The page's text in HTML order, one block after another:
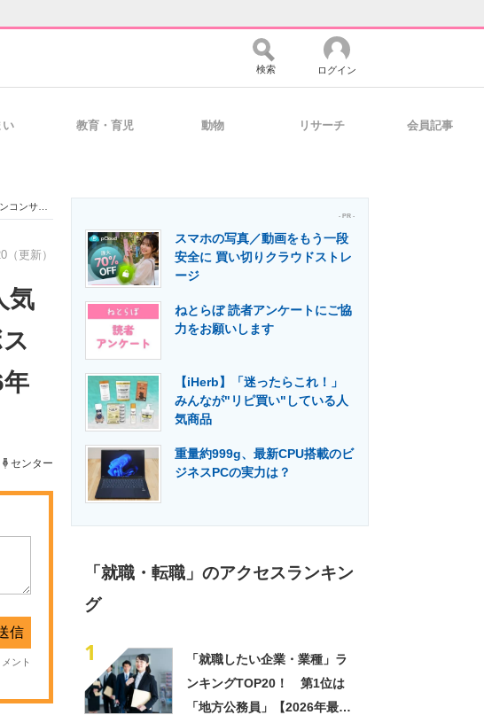
経営リーダーのコミュニティ マーケ×ITの今がよく分かる
製造業のIT導入・活用を支援
エネルギーの専門メディア 建設×テクノロジーの最前線
検索 ログイン
い 教育・育児 動物 リサーチ 会員記事
調査結果】
（更新）
気
センター
- PR -
スマホの写真／動画をもう一段
安全に 買い切りクラウドストレ
ージ
ねとらぼ 読者アンケートにご協
力をお願いします
【iHerb】「迷ったらこれ！」
みんなが"リピ買い"している人
気商品
重量約999g、最新CPU搭載のビ
ジネスPCの実力は？
「就職・転職」のアクセスランキン
グ
1
「就職したい企業・業種」ラ
ンキングTOP20！ 第1位は
「地方公務員」【2026年最新